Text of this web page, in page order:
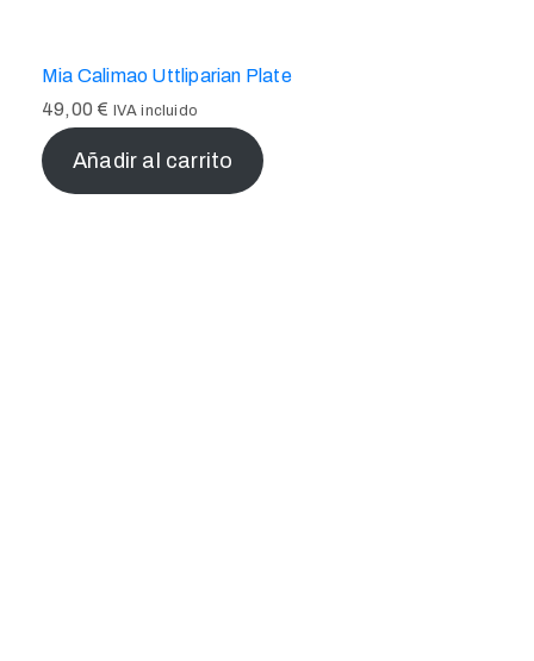
Mia Calimao Uttliparian Plate
49,00 € IVA incluido
Añadir al carrito